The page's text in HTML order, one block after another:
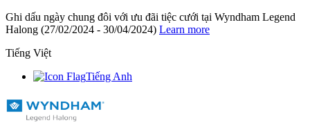
Ghi dấu ngày chung đôi với ưu đãi tiệc cưới tại Wyndham Legend
Halong (27/02/2024 - 30/04/2024) Learn more
Tiếng Việt
Tiếng Anh